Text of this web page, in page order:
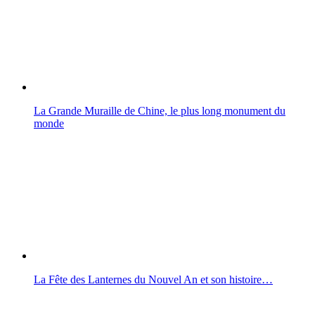
La Grande Muraille de Chine, le plus long monument du
monde
La Fête des Lanternes du Nouvel An et son histoire…